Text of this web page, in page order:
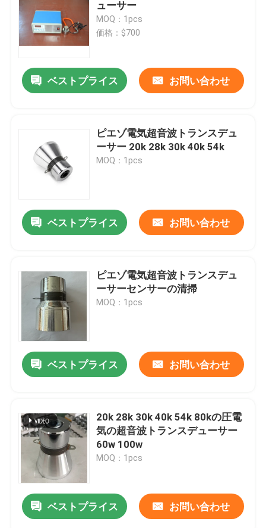
ューサー
MOQ：1pcs
価格：$700
ベストプライス お問い合わせ
ピエゾ電気超音波トランスデュ
ーサー 20k 28k 30k 40k 54k
MOQ：1pcs
ベストプライス お問い合わせ
ピエゾ電気超音波トランスデュ
ーサーセンサーの清掃
MOQ：1pcs
ベストプライス お問い合わせ
20k 28k 30k 40k 54k 80kの圧電
気の超音波トランスデューサー
60w 100w
MOQ：1pcs
ベストプライス お問い合わせ